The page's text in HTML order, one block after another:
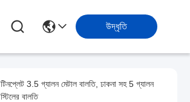
উদ্ধৃতি
টিনপ্লেট 3.5 গ্যালন মেটাল বালতি, ঢাকনা সহ 5 গ্যালন
স্টিলের বালতি